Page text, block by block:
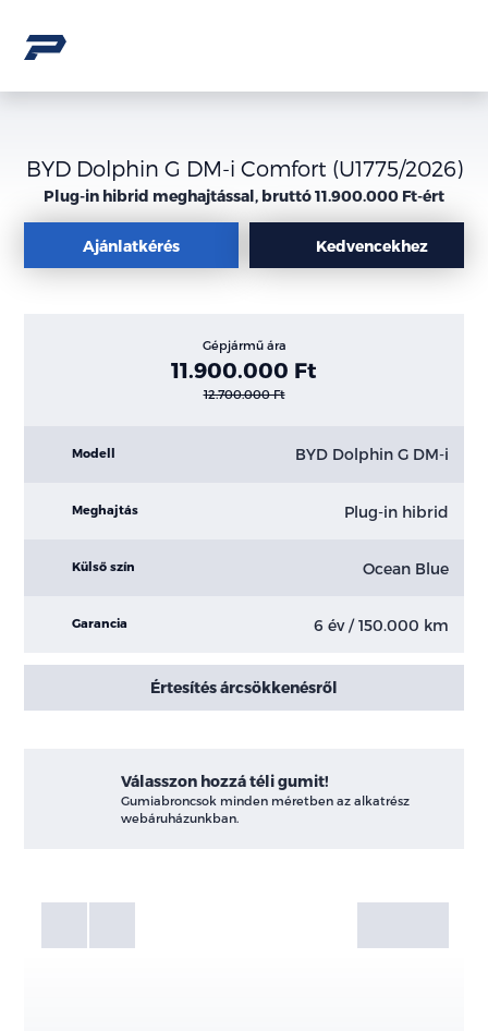
BYD Dolphin G DM-i Comfort (U1775/2026)
Plug-in hibrid meghajtással, bruttó 11.900.000 Ft-ért
Ajánlatkérés Kedvencekhez
Gépjármű ára
11.900.000 Ft
12.700.000 Ft
Modell BYD Dolphin G DM-i
Meghajtás Plug-in hibrid
Külső szín Ocean Blue
Garancia 6 év / 150.000 km
Értesítés árcsökkenésről
Válasszon hozzá téli gumit!
Gumiabroncsok minden méretben az alkatrész
webáruházunkban.
Galéria